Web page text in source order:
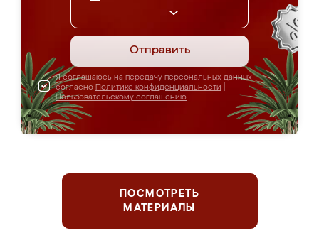
Отправить
Я соглашаюсь на передачу персональных данных
согласно Политике конфиденциальности
Пользовательскому соглашению
ПОСМОТРЕТЬ
МАТЕРИАЛЫ